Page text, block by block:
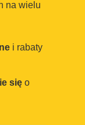
na wielu
i rabaty
się o